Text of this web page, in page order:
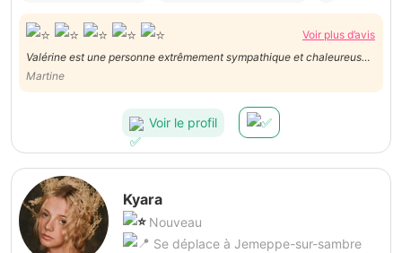
Voir plus d’avis
Valérine est une personne extrêmement sympathique et chaleureuse.
Elle est ponctuelle, patiente, met à l'aise, passionnée par son hobby.
Nous la recommandons vivement.
Martine
Voir le profil
Kyara
Nouveau
Se déplace à Jemeppe-sur-sambre